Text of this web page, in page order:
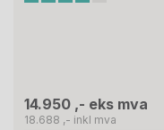
14.950 ,- eks mva
18.688 ,- inkl mva